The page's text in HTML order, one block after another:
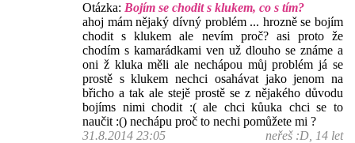
Otázka: Bojím se chodit s klukem, co s tím?
ahoj mám nějaký dívný problém ... hrozně se bojím
chodit s klukem ale nevím proč? asi proto že
chodím s kamarádkami ven už dlouho se známe a
oni ž kluka měli ale nechápou můj problém já se
prostě s klukem nechci osahávat jako jenom na
břicho a tak ale stejě prostě se z nějakého důvodu
bojíms nimi chodit :( ale chci kůuka chci se to
naučit :() nechápu proč to nechi pomůžete mi ?
31.8.2014 23:05
neřeš :D, 14 let